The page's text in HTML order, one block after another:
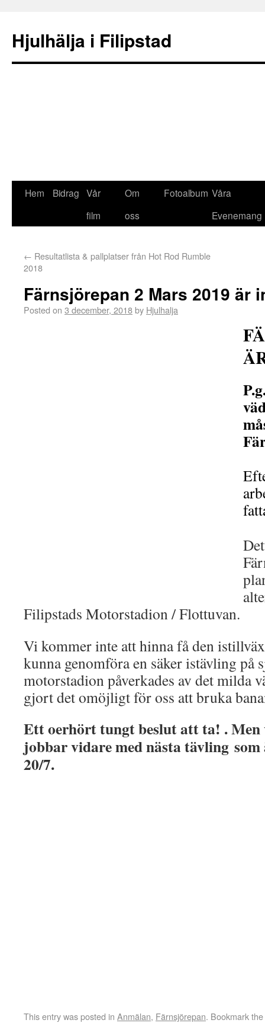
Hjulhälja i Filipstad
Hem Bidrag Vår
film
Om
oss
Fotoalbum Våra
Evenemang
← Resultatlista & pallplatser från Hot Rod Rumble
2018
Färnsjörepan 2 Mars 2019 är
Posted on 3 december, 2018by Hjulhalja
Filipstads Motorstadion / Flottuvan.
Vi kommer inte att hinna få den
kunna genomföra en säker istävling på
motorstadion påverkades av det milda
gjort det omöjligt för oss att bruka
Ett oerhört tungt beslut att ta! . Men
jobbar vidare med nästa tävling
20/7.
This entry was posted in Anmälan, Färnsjörepan. Bookmark the